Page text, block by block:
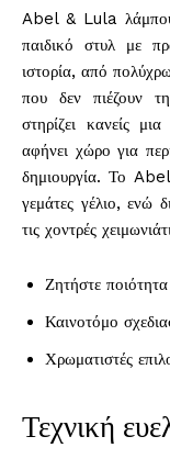
Abel & Lula
παιδικό στυλ με
ιστορία, από
που δεν πιέζουν
στηρίζει κανείς
αφήνει χώρο για
δημιουργία. Το
γεμάτες γέλιο, ενώ
τις χοντρές
Ζητήστε
Καινοτόμο
Χρωματιστές
Τεχνική